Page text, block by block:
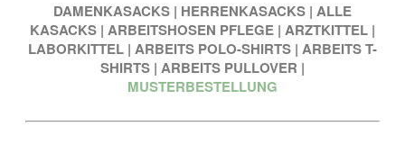
DAMENKASACKS | HERRENKASACKS | ALLE
KASACKS | ARBEITSHOSEN PFLEGE | ARZTKITTEL |
LABORKITTEL | ARBEITS POLO-SHIRTS | ARBEITS T-
SHIRTS | ARBEITS PULLOVER |
MUSTERBESTELLUNG